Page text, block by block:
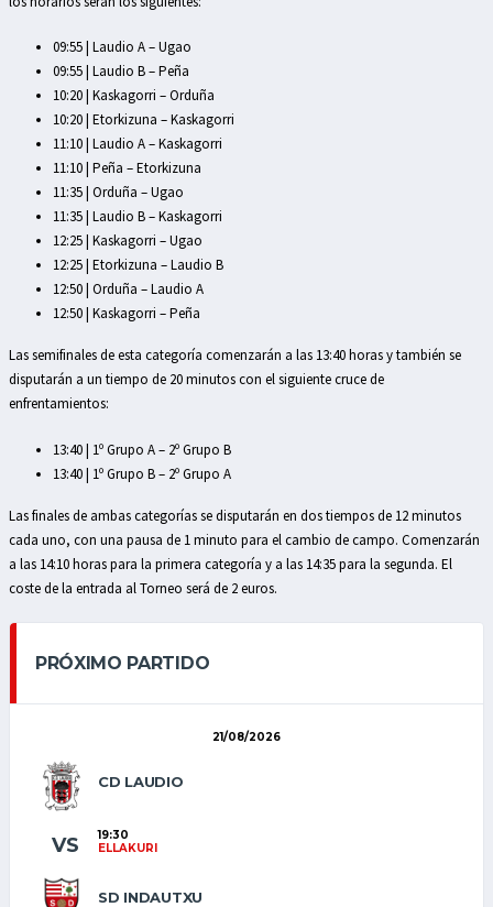
09:55 | Laudio A – Ugao
09:55 | Laudio B – Peña
10:20 | Kaskagorri – Orduña
10:20 | Etorkizuna – Kaskagorri
11:10 | Laudio A – Kaskagorri
11:10 | Peña – Etorkizuna
11:35 | Orduña – Ugao
11:35 | Laudio B – Kaskagorri
12:25 | Kaskagorri – Ugao
12:25 | Etorkizuna – Laudio B
12:50 | Orduña – Laudio A
12:50 | Kaskagorri – Peña
Las semifinales de esta categoría comenzarán a las 13:40 horas y también se
disputarán a un tiempo de 20 minutos con el siguiente cruce de
enfrentamientos:
13:40 | 1º Grupo A – 2º Grupo B
13:40 | 1º Grupo B – 2º Grupo A
Las finales de ambas categorías se disputarán en dos tiempos de 12 minutos
cada uno, con una pausa de 1 minuto para el cambio de campo. Comenzarán
a las 14:10 horas para la primera categoría y a las 14:35 para la segunda. El
coste de la entrada al Torneo será de 2 euros.
PRÓXIMO PARTIDO
21/08/2026
CD LAUDIO
SD INDAUTXU
VS
19:30
ELLAKURI